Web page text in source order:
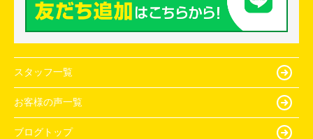
スタッフ一覧
お客様の声一覧
ブログトップ